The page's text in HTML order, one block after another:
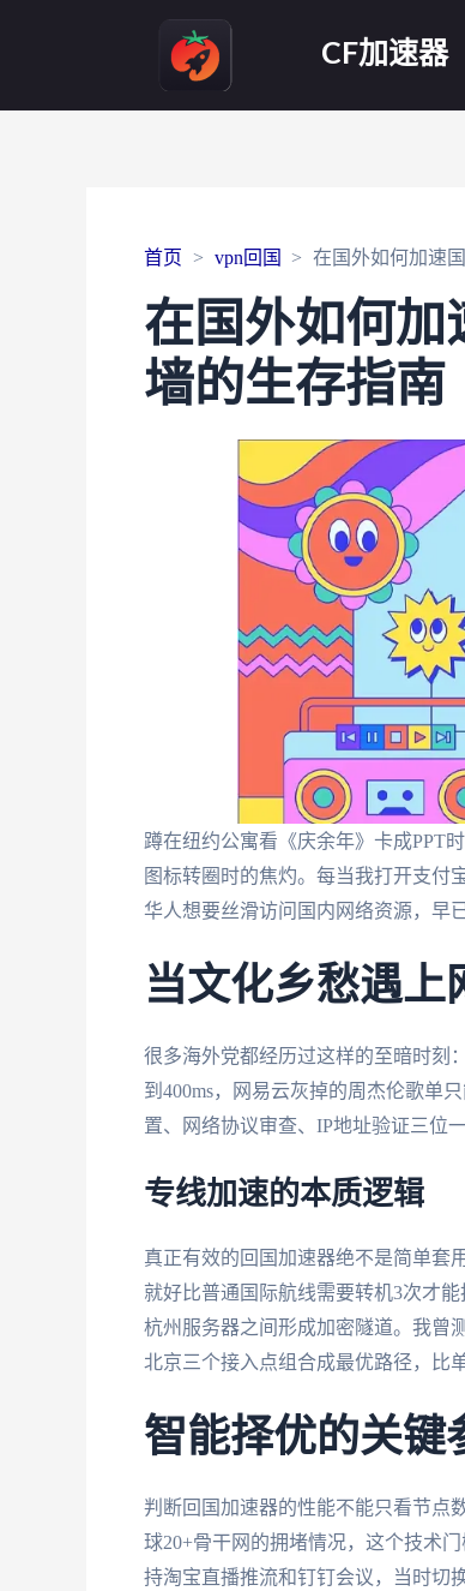
CF加速器
首页 vpn回国 在国外如何加速
在国外如何加
墙的生存指南
蹲在纽约公寓看《庆余年》卡成PPT
图标转圈时的焦灼。每当我打开支付
华人想要丝滑访问国内网络资源，早
当文化乡愁遇上
很多海外党都经历过这样的至暗时刻
到400ms，网易云灰掉的周杰伦歌单
置、网络协议审查、IP地址验证三位
专线加速的本质逻辑
真正有效的回国加速器绝不是简单套
就好比普通国际航线需要转机3次才
杭州服务器之间形成加密隧道。我曾
北京三个接入点组合成最优路径，比
智能择优的关键
判断回国加速器的性能不能只看节点
球20+骨干网的拥堵情况，这个技术
持淘宝直播推流和钉钉会议，当时切